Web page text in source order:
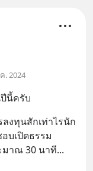
📍 สนใจ
LINE :
. 2024
นี้ครับ
งทุนสักเท่าไรนัก
บเปิดธรรม
มาณ 30 นาที...